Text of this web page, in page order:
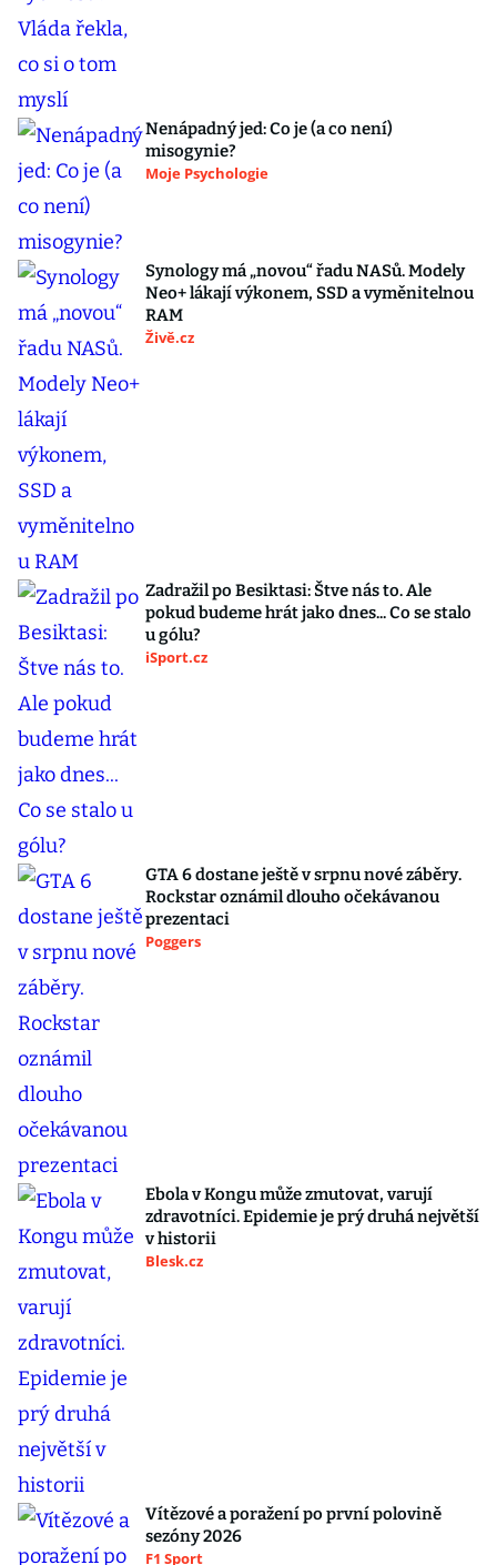
Nenápadný jed: Co je (a co není)
misogynie?
Moje Psychologie
Synology má „novou“ řadu NASů. Modely
Neo+ lákají výkonem, SSD a vyměnitelnou
RAM
Živě.cz
Zadražil po Besiktasi: Štve nás to. Ale
pokud budeme hrát jako dnes... Co se stalo
u gólu?
iSport.cz
GTA 6 dostane ještě v srpnu nové záběry.
Rockstar oznámil dlouho očekávanou
prezentaci
Poggers
Ebola v Kongu může zmutovat, varují
zdravotníci. Epidemie je prý druhá největší
v historii
Blesk.cz
Vítězové a poražení po první polovině
sezóny 2026
F1 Sport